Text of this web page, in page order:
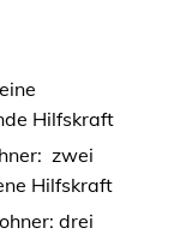
Hilfskraft
zwei
Hilfskraft
drei